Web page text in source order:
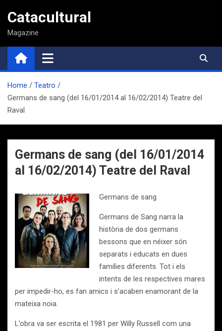
contenido
Catacultural
Magazine
Home
Teatro
Germans de sang (del 16/01/2014 al 16/02/2014) Teatre del
Raval
Germans de sang (del 16/01/2014
al 16/02/2014) Teatre del Raval
Germans de sang
Germans de Sang narra la
història de dos germans
bessons que en néixer són
separats i educats en dues
famílies diferents. Tot i els
intents de les respectives mares
per impedir-ho, es fan amics i s’acaben enamorant de la
mateixa noia.
L’obra va ser escrita el 1981 per Willy Russell com una